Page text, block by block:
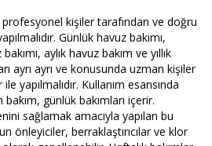
profesyonel kişiler tarafından ve doğru
Günlük havuz bakımı,
aylık havuz bakım ve yıllık
ayrı ayrı ve konusunda uzman kişiler
yapılmalıdır. Kullanım esansında
bakım, günlük bakımları içerir.
sağlamak amacıyla yapılan bu
önleyiciler, berraklaştırıcılar ve klor